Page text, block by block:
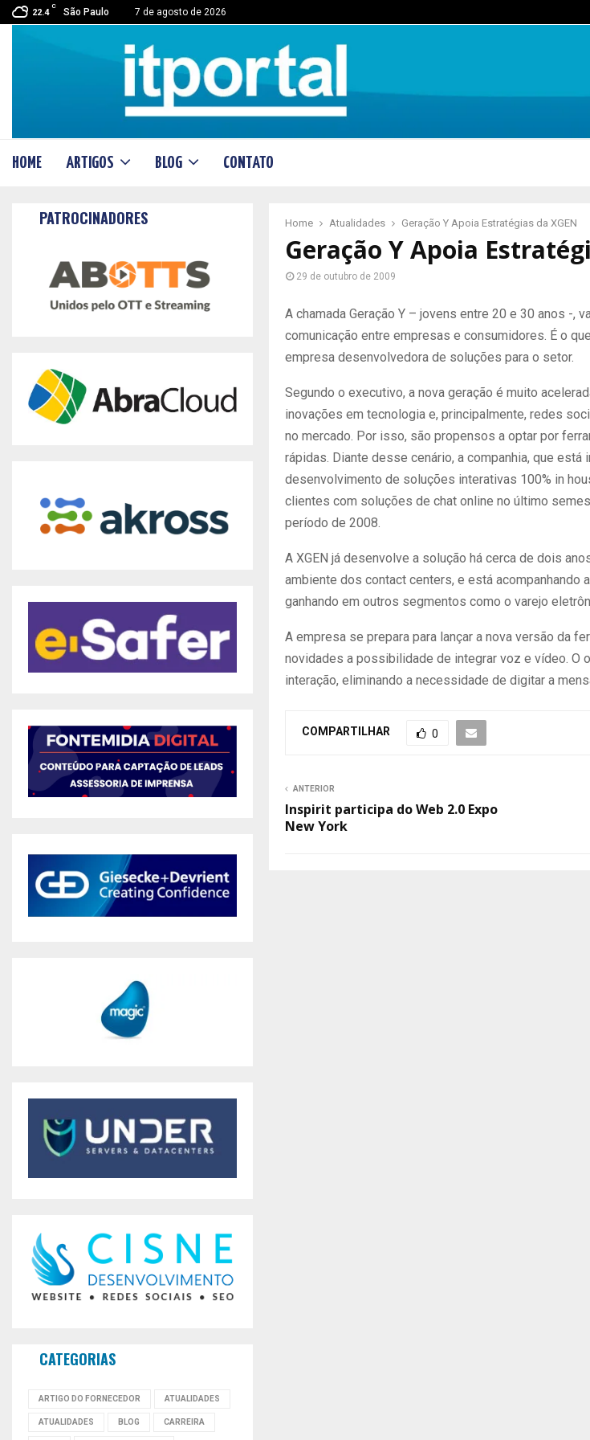
22.4
C
São Paulo 7 de agosto de 2026
HOME ARTIGOS BLOG CONTATO
Home Atualidades Geração Y Apoia Estratégias da XGEN
Geração Y Apoia
29 de outubro de 2009
A chamada Geração Y – jovens entre 20 e 30 anos -,
comunicação entre empresas e consumidores. É o
empresa desenvolvedora de soluções para o setor.
Segundo o executivo, a nova geração é muito
inovações em tecnologia e, principalmente, redes
no mercado. Por isso, são propensos a optar por
rápidas. Diante desse cenário, a companhia, que
desenvolvimento de soluções interativas 100% in
clientes com soluções de chat online no último
período de 2008.
A XGEN já desenvolve a solução há cerca de dois
ambiente dos contact centers, e está acompanhando
ganhando em outros segmentos como o varejo
A empresa se prepara para lançar a nova versão da
novidades a possibilidade de integrar voz e vídeo. O
interação, eliminando a necessidade de digitar a
COMPARTILHAR 0
ANTERIOR
Inspirit participa do Web 2.0 Expo
New York
PATROCINADORES
CATEGORIAS
ARTIGO DO FORNECEDOR ATUALIDADES
ATUALIDADES BLOG CARREIRA